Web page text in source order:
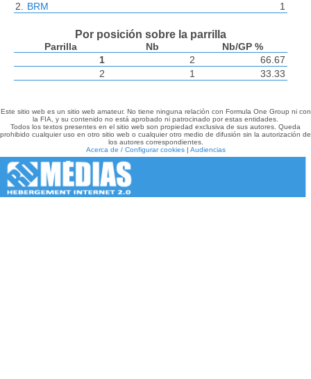
2.
BRM 1
Por posición sobre la parrilla
Parrilla Nb
Nb/GP %
1
2
66.67
2
1 33.33
Este sitio web es un sitio web amateur. No tiene ninguna relación con Formula One Group ni con
la FIA, y su contenido no está aprobado ni patrocinado por estas entidades.
Todos los textos presentes en el sitio web son propiedad exclusiva de sus autores. Queda
prohibido cualquier uso en otro sitio web o cualquier otro medio de difusión sin la autorización de
los autores correspondientes.
Acerca de / Configurar cookies| Audiencias